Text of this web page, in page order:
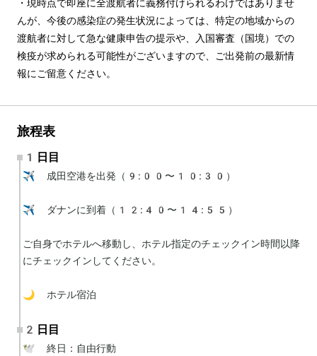
・現時点で即座に全渡航者に義務付けられるわけではありませ
んが、今後の感染症の発生状況によっては、特定の地域からの
渡航者に対して急な健康申告の提示や、入国審査（国境）での
検疫が求められる可能性がございますので、ご出発前の最新情
報にご留意ください。
旅程表
1日目
✈️ 成田空港を出発（9:00〜10:30）
✈️ ダナンに到着（12:40〜14:55）
ご自身でホテルへ移動し、ホテル指定のチェックイン時間以降
にチェックインしてください。
🌙 ホテル宿泊
2日目
🕊 終日：自由行動